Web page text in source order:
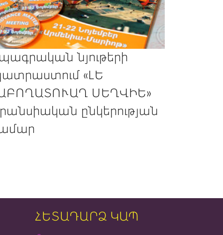
նյութերի
«ԼԵ
ՍԵՂՎԻԵ»
ընկերության
ՀԵՏԱԴԱՐՁ ԿԱՊ